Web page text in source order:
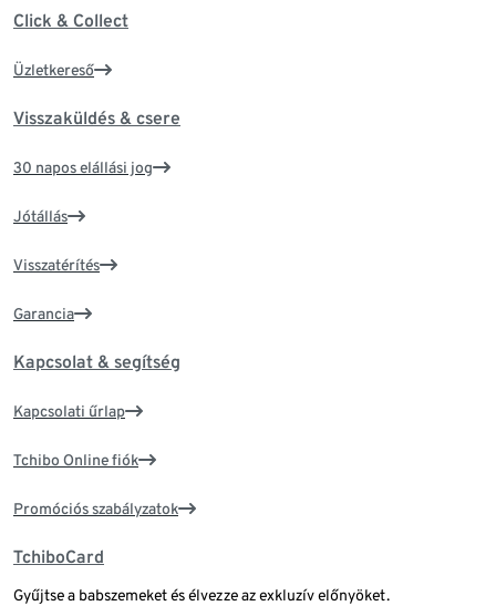
Click & Collect
Üzletkereső
Visszaküldés & csere
30 napos elállási jog
Jótállás
Visszatérítés
Garancia
Kapcsolat & segítség
Kapcsolati űrlap
Tchibo Online fiók
Promóciós szabályzatok
TchiboCard
Gyűjtse a babszemeket és élvezze az exkluzív előnyöket.